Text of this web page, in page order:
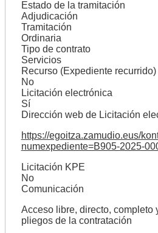
Estado de la tramitación
Adjudicación
Tramitación
Ordinaria
Tipo de contrato
Servicios
Recurso (Expediente recurrido)
No
Licitación electrónica
Sí
Dirección web de Licitación
https://egoitza.zamudio.eus/
numexpediente=B905-2025-
Licitación KPE
No
Comunicación
Acceso libre, directo, completo
pliegos de la contratación